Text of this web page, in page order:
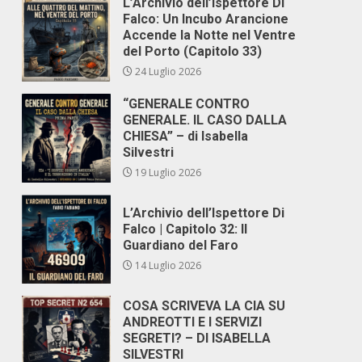
Falco: Un Incubo Arancione
Accende la Notte nel Ventre
del Porto (Capitolo 33)
24 Luglio 2026
“GENERALE CONTRO
GENERALE. IL CASO DALLA
CHIESA” – di Isabella
Silvestri
19 Luglio 2026
L’Archivio dell’Ispettore Di
Falco | Capitolo 32: Il
Guardiano del Faro
14 Luglio 2026
COSA SCRIVEVA LA CIA SU
ANDREOTTI E I SERVIZI
SEGRETI? – DI ISABELLA
SILVESTRI